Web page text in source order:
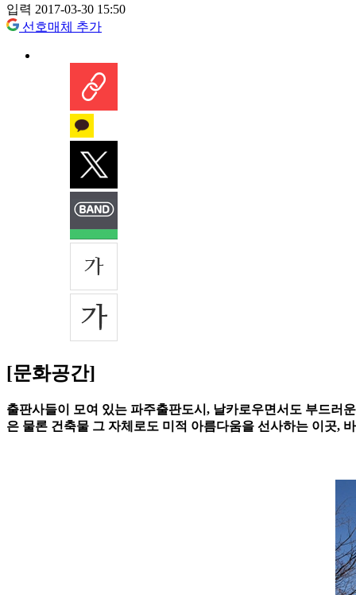
입력 2017-03-30 15:50
선호매체 추가
[문화공간]
출판사들이 모여 있는 파주출판도시, 날카로우면서도 부드러
은 물론 건축물 그 자체로도 미적 아름다움을 선사하는 이곳,